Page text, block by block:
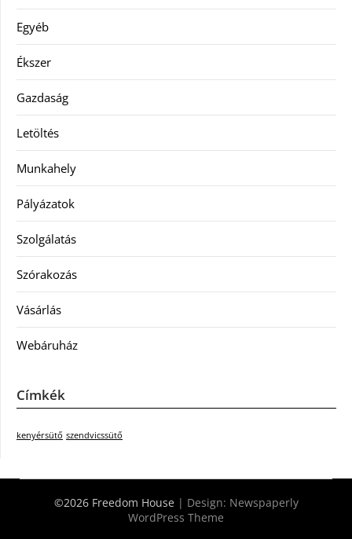
Egyéb
Ékszer
Gazdaság
Letöltés
Munkahely
Pályázatok
Szolgálatás
Szórakozás
Vásárlás
Webáruház
Címkék
kenyérsütő szendvicssütő
©2026 Freedom House | Design: Newspaperly
WordPress Theme